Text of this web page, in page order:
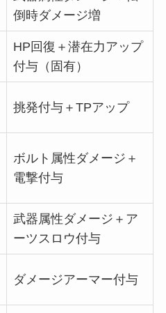
倒時ダメージ増
HP回復＋潜在力アップ
付与（固有）
挑発付与＋TPアップ
ボルト属性ダメージ＋
電撃付与
武器属性ダメージ＋ア
ーツスロウ付与
ダメージアーマー付与